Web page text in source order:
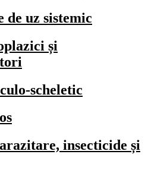
de uz sistemic
și
scheletic
insecticide și